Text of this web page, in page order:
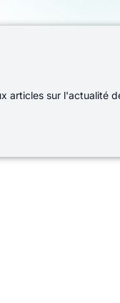
articles sur l'actualité